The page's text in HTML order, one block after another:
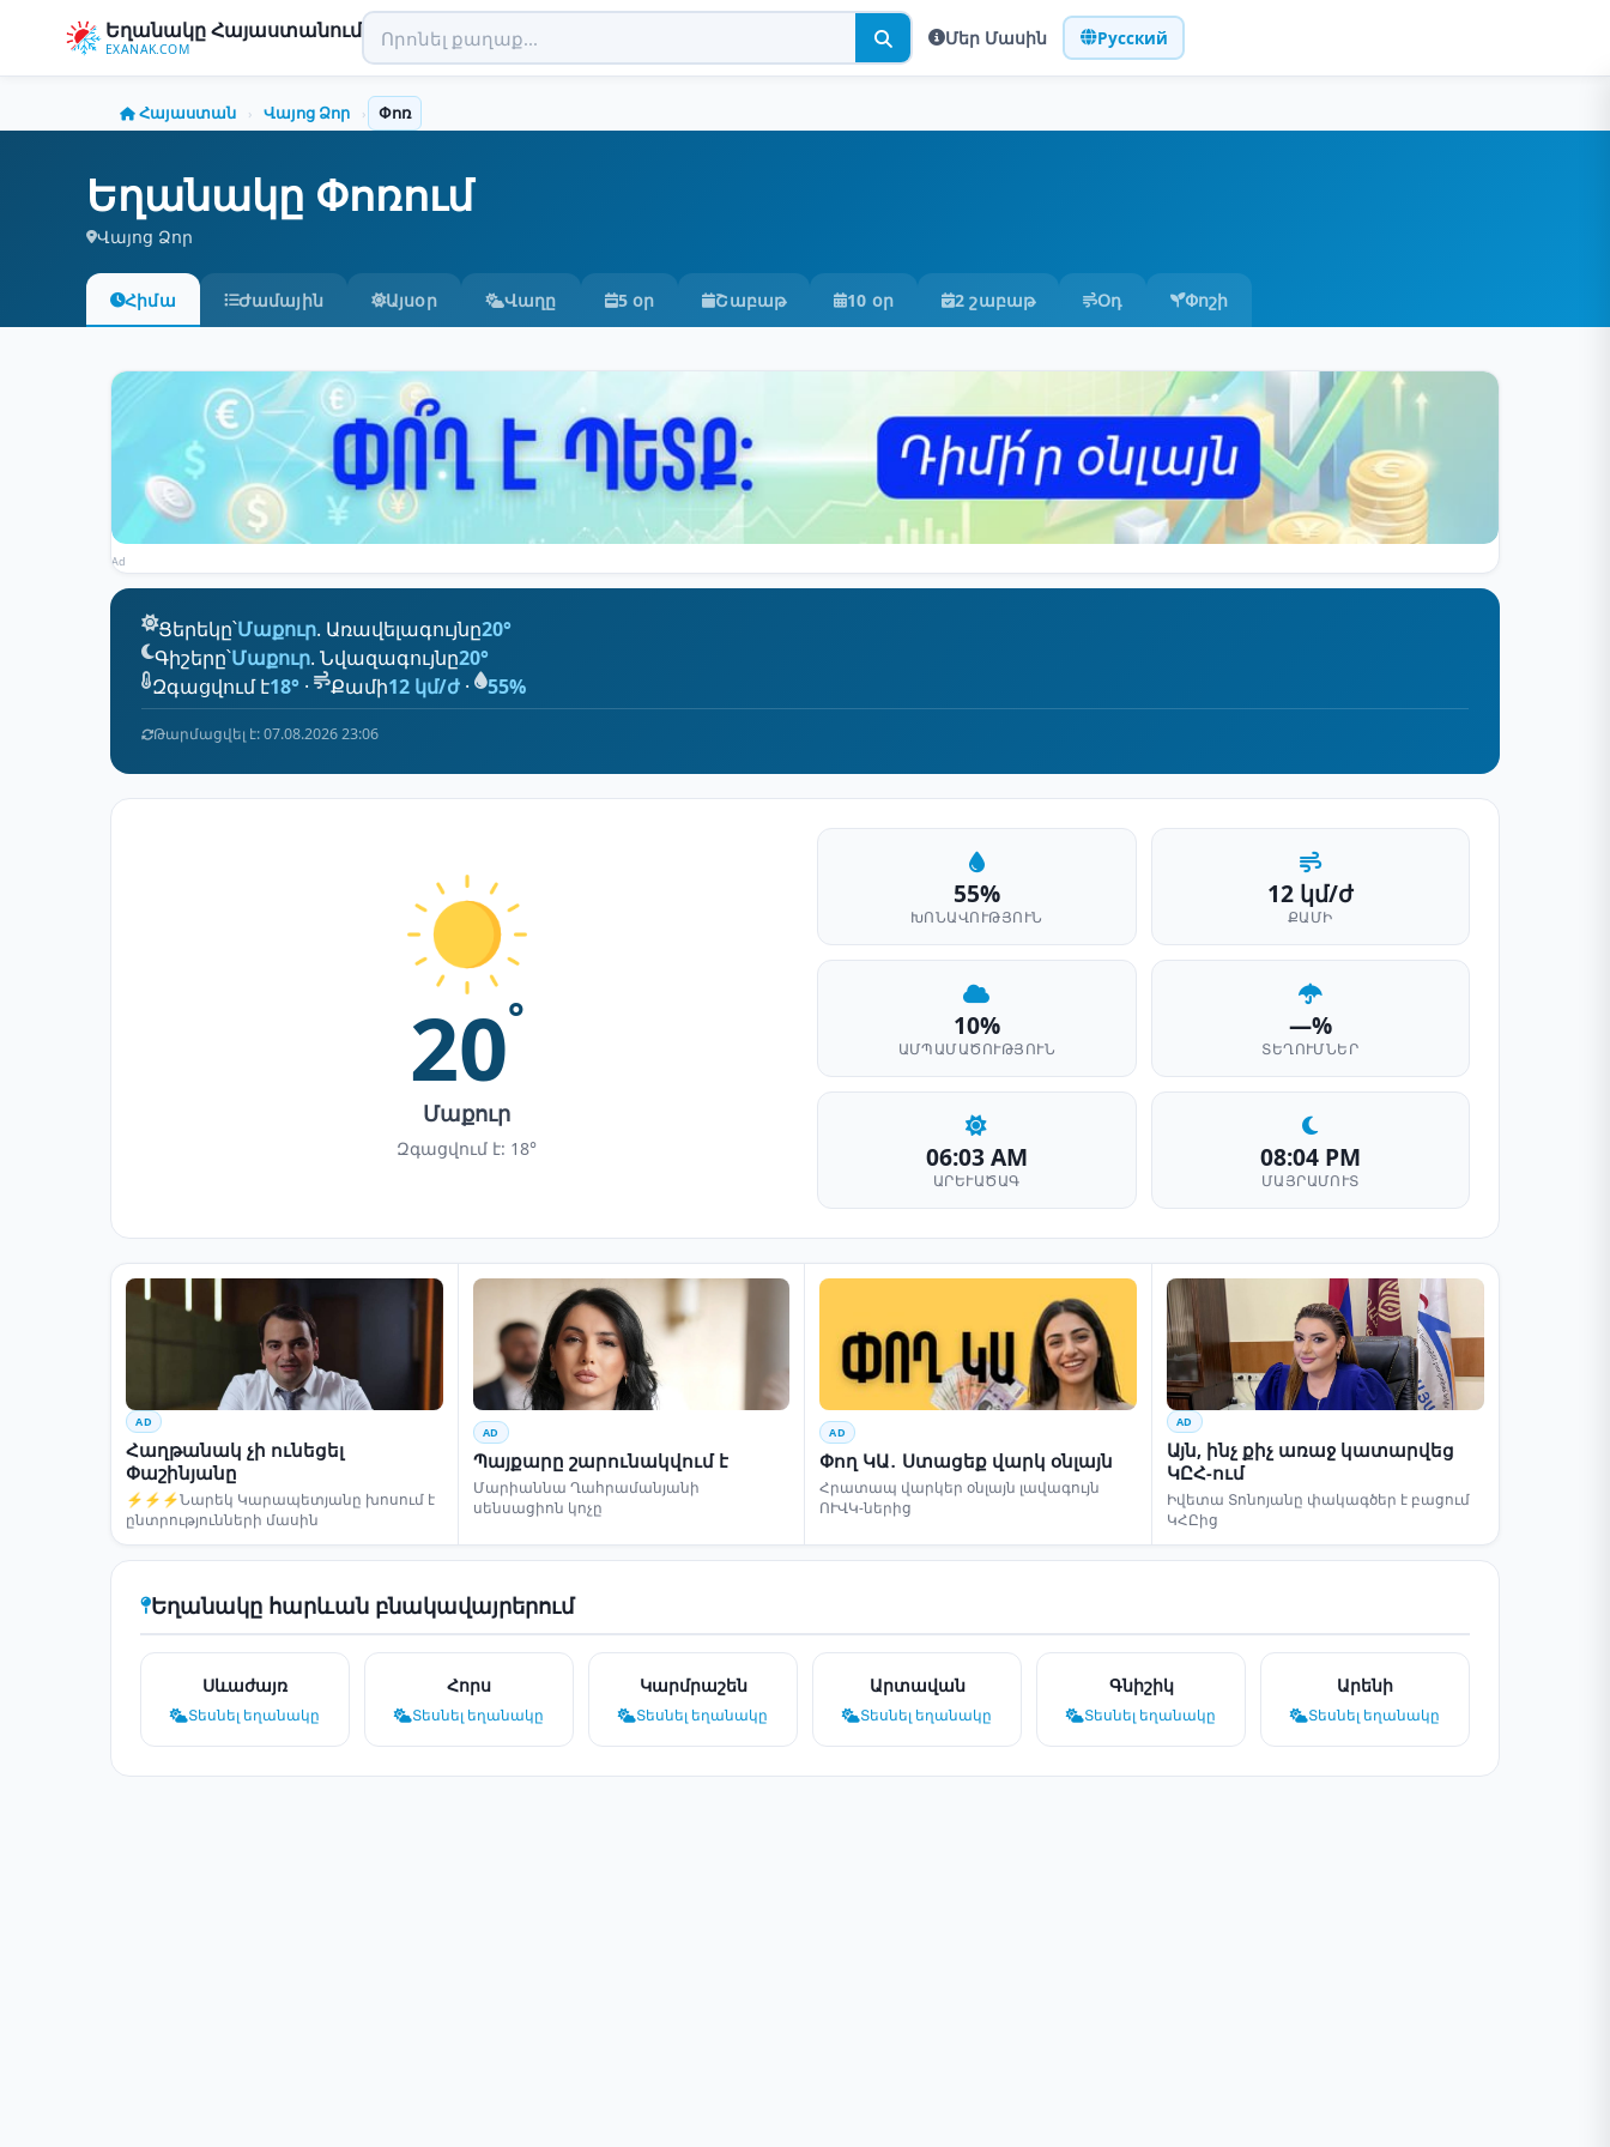
Եղանակը Հայաստանում
EXANAK.COM
Մեր Մասին Русский
Հայաստան › Վայոց Ձոր › Փոռ
Եղանակը Փոռում
Վայոց Ձոր
Հիմա Ժամային Այսօր Վաղը 5 օր Շաբաթ 10 օր 2 շաբաթ Օդ Փոշի
Ad
Ցերեկը՝Մաքուր. Առավելագույնը20°
Գիշերը՝Մաքուր. Նվազագույնը20°
Զգացվում է18° · Քամի12 կմ/ժ · 55%
Թարմացվել է: 07.08.2026 23:06
20°
Մաքուր
Զգացվում է: 18°
55%
ԽՈՆԱՎՈՒԹՅՈՒՆ
12 կմ/ժ
ՔԱՄԻ
10%
ԱՄՊԱՄԱԾՈՒԹՅՈՒՆ
—%
ՏԵՂՈՒՄՆԵՐ
06:03 AM
ԱՐԵՒԱԾԱԳ
08:04 PM
ՄԱՅՐԱՄՈՒՏ
AD
Հաղթանակ չի ունեցել
Փաշինյանը
⚡⚡⚡Նարեկ Կարապետյանը խոսում է
ընտրությունների մասին
AD
Պայքարը շարունակվում է
Մարիաննա Ղահրամանյանի
սենսացիոն կոչը
AD
Փող ԿԱ․ Ստացեք վարկ օնլայն
Հրատապ վարկեր օնլայն լավագույն
ՈՒՎԿ-ներից
AD
Այն, ինչ քիչ առաջ կատարվեց
ԿԸՀ-ում
Իվետա Տոնոյանը փակագծեր է բացում
ԿՀԸից
Եղանակը հարևան բնակավայրերում
Սևաժայռ
Տեսնել եղանակը
Հորս
Տեսնել եղանակը
Կարմրաշեն
Տեսնել եղանակը
Արտավան
Տեսնել եղանակը
Գնիշիկ
Տեսնել եղանակը
Արենի
Տեսնել եղանակը